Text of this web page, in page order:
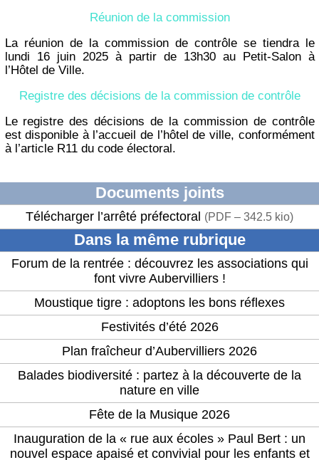
Réunion de la commission
La réunion de la commission de contrôle se tiendra le
lundi 16 juin 2025 à partir de 13h30 au Petit-Salon à
l’Hôtel de Ville.
Registre des décisions de la commission de contrôle
Le registre des décisions de la commission de contrôle
est disponible à l’accueil de l’hôtel de ville, conformément
à l’article R11 du code électoral.
Documents joints
Télécharger l’arrêté préfectoral (PDF – 342.5 kio)
Dans la même rubrique
Forum de la rentrée : découvrez les associations qui
font vivre Aubervilliers !
Moustique tigre : adoptons les bons réflexes
Festivités d’été 2026
Plan fraîcheur d’Aubervilliers 2026
Balades biodiversité : partez à la découverte de la
nature en ville
Fête de la Musique 2026
Inauguration de la « rue aux écoles » Paul Bert : un
nouvel espace apaisé et convivial pour les enfants et